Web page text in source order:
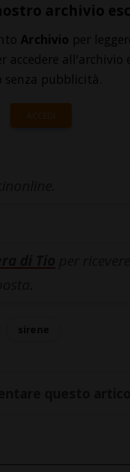
archivio
Archivio per
accedere all'archivio
senza pubblicità.
ACCEDI